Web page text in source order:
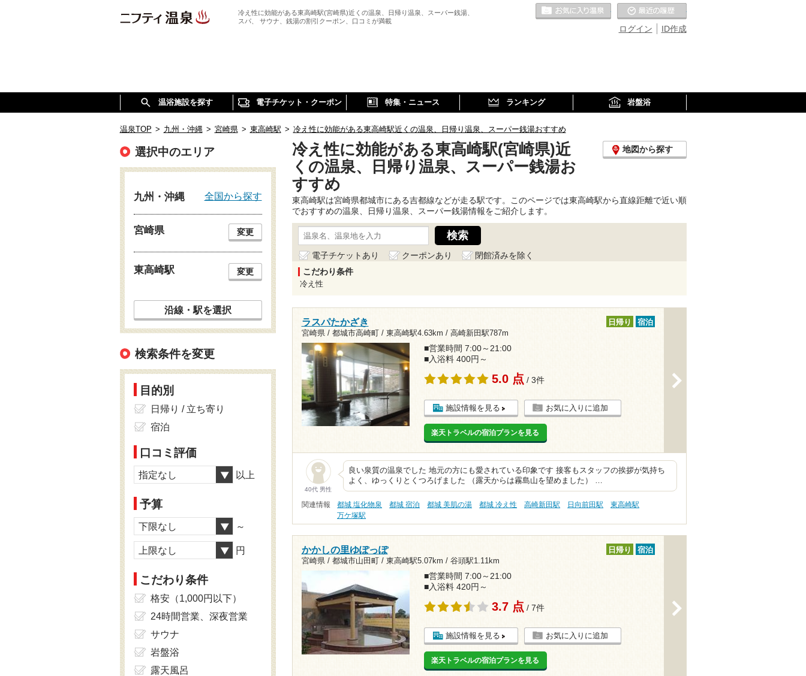
冷え性に効能がある東高崎駅(宮崎県)近くの温泉、日帰り温泉、スーパー銭湯、
スパ、 サウナ、銭湯の割引クーポン、口コミが満載
ID作成
ログイン
お気に入りの温泉
温浴施設を探す 電子チケット・クーポン 特集・ニュース ランキング 岩盤浴
温泉TOP > 九州・沖縄 > 宮崎県 > 東高崎駅 > 冷え性に効能がある東高崎駅近くの温泉、日帰り温泉、スーパー銭湯おすすめ
冷え性に効能がある東高崎駅(宮崎県)近
くの温泉、日帰り温泉、スーパー銭湯お
すすめ
地図から探す
東高崎駅は宮崎県都城市にある吉都線などが走る駅です。このページでは東高崎駅から直線距離で近い順
でおすすめの温泉、日帰り温泉、スーパー銭湯情報をご紹介します。
電子チケットあり クーポンあり
閉館済みを除く
こだわり条件
冷え性
ラスパたかざき
宮崎県 / 都城市高崎町 / 東高崎駅4.63km / 高崎新田駅787m
日帰り 宿泊
■営業時間 7:00～21:00
■入浴料 400円～
5.0 点 / 3件
施設情報を見る お気に入りに追加
楽天トラベルの宿泊プランを見る
40代 男性
良い泉質の温泉でした 地元の方にも愛されている印象です 接客もスタッフの挨拶が気持ち
よく、ゆっくりとくつろげました （露天からは霧島山を望めました） …
関連情報 都城 塩化物泉 都城 宿泊 都城 美肌の湯 都城 冷え性 高崎新田駅 日向前田駅
東高崎駅
万ケ塚駅
かかしの里ゆぽっぽ
宮崎県 / 都城市山田町 / 東高崎駅5.07km / 谷頭駅1.11km
日帰り 宿泊
■営業時間 7:00～21:00
■入浴料 420円～
3.7 点 / 7件
施設情報を見る お気に入りに追加
楽天トラベルの宿泊プランを見る
選択中のエリア
九州・沖縄 全国から探す
宮崎県 変更
東高崎駅 変更
沿線・駅を選択
検索条件を変更
目的別
日帰り / 立ち寄り
宿泊
口コミ評価
指定なし 以上
予算
下限なし ～
上限なし 円
こだわり条件
格安（1,000円以下）
24時間営業、深夜営業
サウナ
岩盤浴
露天風呂